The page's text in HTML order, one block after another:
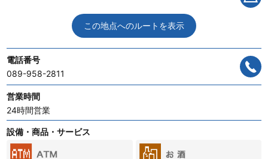
この地点へのルートを表示
電話番号
089-958-2811
営業時間
24時間営業
設備・商品・サービス